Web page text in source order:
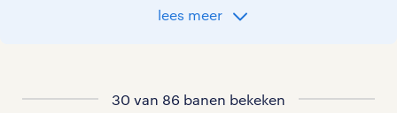
contactgegevens van ons
lees meer
30 van 86 banen bekeken